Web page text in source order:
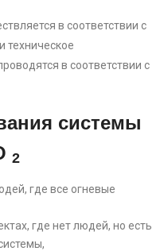
в соответствии с
техническое
в соответствии с
системы
2
где все огневые
где нет людей, но есть